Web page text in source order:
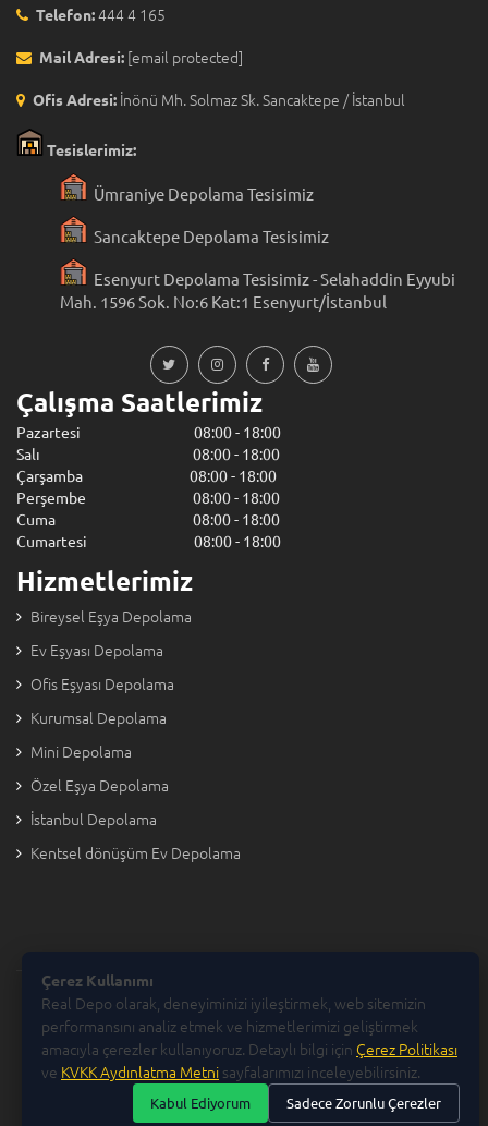
Telefon:444 4 165
Mail Adresi: [email protected]
Ofis Adresi: İnönü Mh. Solmaz Sk. Sancaktepe / İstanbul
Tesislerimiz:
Ümraniye Depolama Tesisimiz
Sancaktepe Depolama Tesisimiz
Esenyurt Depolama Tesisimiz - Selahaddin Eyyubi
Mah. 1596 Sok. No:6 Kat:1 Esenyurt/İstanbul
Çalışma Saatlerimiz
Pazartesi 08:00 - 18:00
Salı 08:00 - 18:00
Çarşamba 08:00 - 18:00
Perşembe 08:00 - 18:00
Cuma 08:00 - 18:00
Cumartesi 08:00 - 18:00
Hizmetlerimiz
Bireysel Eşya Depolama
Ev Eşyası Depolama
Ofis Eşyası Depolama
Kurumsal Depolama
Mini Depolama
Özel Eşya Depolama
İstanbul Depolama
Kentsel dönüşüm Ev Depolama
Copyright © 2026 Real Depo
Çerez Kullanımı
Real Depo olarak, deneyiminizi iyileştirmek, web sitemizin
performansını analiz etmek ve hizmetlerimizi geliştirmek
amacıyla çerezler kullanıyoruz. Detaylı bilgi için Çerez Politikası
ve KVKK Aydınlatma Metni sayfalarımızı inceleyebilirsiniz.
Kabul Ediyorum Sadece Zorunlu Çerezler